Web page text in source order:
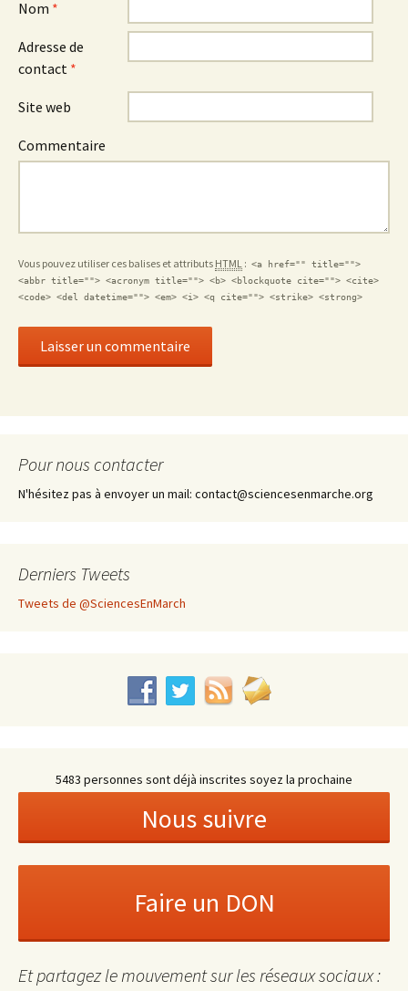
Nom *
Adresse de
contact *
Site web
Commentaire
Vous pouvez utiliser ces balises et attributs HTML : <a href="" title="">
<abbr title=""> <acronym title=""> <b> <blockquote cite=""> <cite>
<code> <del datetime=""> <em> <i> <q cite=""> <strike> <strong>
Pour nous contacter
N'hésitez pas à envoyer un mail: contact@sciencesenmarche.org
Derniers Tweets
Tweets de @SciencesEnMarch
5483 personnes sont déjà inscrites soyez la prochaine
Et partagez le mouvement sur les réseaux sociaux :